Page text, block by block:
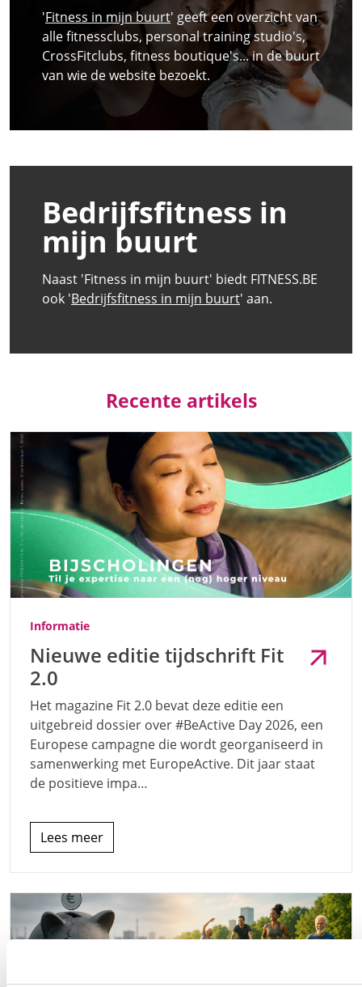
'Fitness in mijn buurt' geeft een overzicht van
alle fitnessclubs, personal training studio's,
CrossFitclubs, fitness boutique's... in de buurt
van wie de website bezoekt.
Bedrijfsfitness in
mijn buurt
Naast 'Fitness in mijn buurt' biedt FITNESS.BE
ook 'Bedrijfsfitness in mijn buurt' aan.
Recente artikels
Informatie
Nieuwe editie tijdschrift Fit
2.0
Het magazine Fit 2.0 bevat deze editie een
uitgebreid dossier over #BeActive Day 2026, een
Europese campagne die wordt georganiseerd in
samenwerking met EuropeActive. Dit jaar staat
de positieve impa…
Lees meer